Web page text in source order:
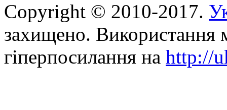
Copyright © 2010-2017.
захищено. Використання
гіперпосилання на http://